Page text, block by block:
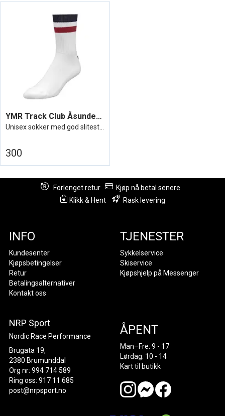
YMR Track Club Åsunden Mid Crew Socks
300
Forlenget retur
Kjøp nå betal senere
Klikk & Hent
Rask levering
INFO
Kundesenter
Kjøpsbetingelser
Retur
Betalingsalternativer
Kontakt oss
TJENESTER
Sykkelservice
Skiservice
Kjøpshjelp på Messenger
NRP Sport
Nordic Race Performance
Brugata 19,
2380 Brumunddal
Org nr: 994 714 589
Ring oss: 917 11 685
post@nrpsport.no
ÅPENT
Man–Fre: 9 - 17
Lørdag: 10 - 14
Kart til butikk